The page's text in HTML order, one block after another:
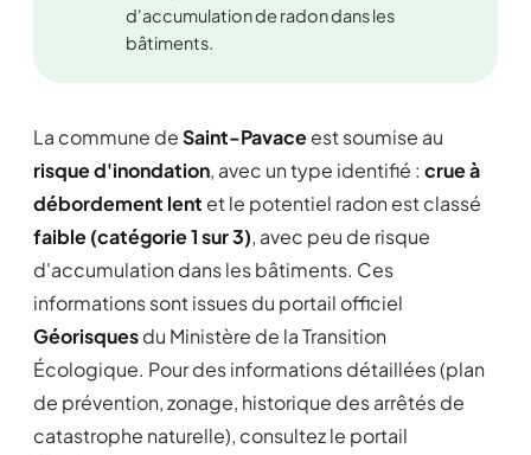
d'accumulation de radon dans les
bâtiments.
La commune deSaint-Pavaceest soumise au
risque d'inondation, avec un type identifié : crue à
débordement lent et le potentiel radon est classé
faible (catégorie 1 sur 3), avec peu de risque
d'accumulation dans les bâtiments. Ces
informations sont issues du portail officiel
Géorisquesdu Ministère de la Transition
Écologique. Pour des informations détaillées (plan
de prévention, zonage, historique des arrêtés de
catastrophe naturelle), consultez le portail